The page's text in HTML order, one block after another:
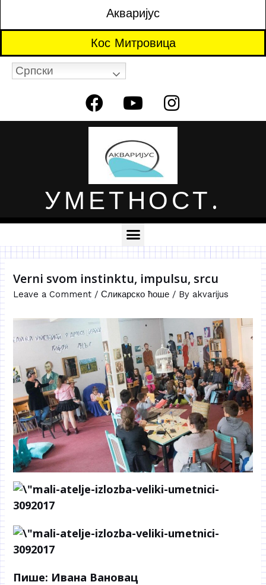
Акваријус
Кос Митровица
Српски
УМЕТНОСТ.
Verni svom instinktu, impulsu, srcu
Leave a Comment /Сликарско ћоше / By akvarijus
Пише: Ивана Вановац